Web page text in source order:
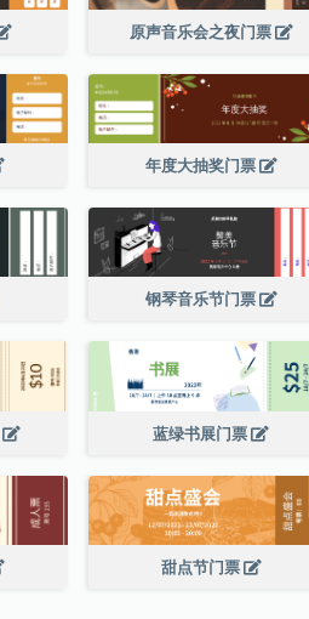
原声音乐会之夜门票
年度大抽奖门票
钢琴音乐节门票
蓝绿书展门票
甜点节门票